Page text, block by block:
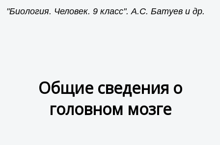
"Биология. Человек. 9 класс". А.С. Батуев и др.
Общие сведения о
головном мозге